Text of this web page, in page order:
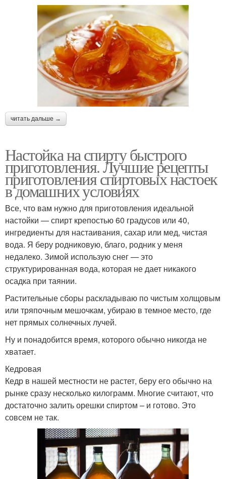
читать дальше →
Настойка на спирту быстрого
приготовления. Лучшие рецепты
приготовления спиртовых настоек
в домашних условиях
Все, что вам нужно для приготовления идеальной
настойки — спирт крепостью 60 градусов или 40,
ингредиенты для настаивания, сахар или мед, чистая
вода. Я беру родниковую, благо, родник у меня
недалеко. Зимой использую снег — это
структурированная вода, которая не дает никакого
осадка при таянии.
Растительные сборы раскладываю по чистым холщовым
или тряпочным мешочкам, убираю в темное место, где
нет прямых солнечных лучей.
Ну и понадобится время, которого обычно никогда не
хватает.
Кедровая
Кедр в нашей местности не растет, беру его обычно на
рынке сразу несколько килограмм. Многие считают, что
достаточно залить орешки спиртом – и готово. Это
совсем не так.